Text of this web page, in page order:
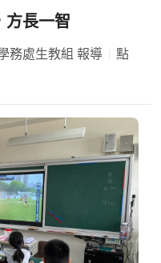
方長一智
務處生教組 報導
點